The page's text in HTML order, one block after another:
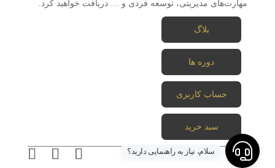
مهارت‌های مدیریتی، توسعه فردی و … دریافت خواهید کرد.
بلاگ
دوره ها
حساب کاربری
سبد خرید
سلام، نیاز به راهنمایی دارید؟